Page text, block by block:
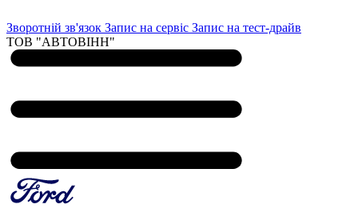
Зворотній зв'язок Запис на сервіс Запис на тест-драйв
ТОВ "АВТОВІНН"